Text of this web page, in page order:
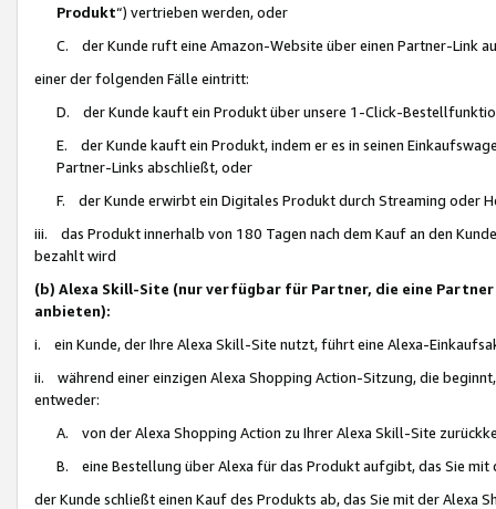
Produkt“) vertrieben werden, oder
C. der Kunde ruft eine Amazon-Website über einen Partner-Link
einer der folgenden Fälle eintritt:
D. der Kunde kauft ein Produkt über unsere 1-Click-
E. der Kunde kauft ein Produkt, indem er es in seinen
Partner-Links abschließt, oder
F. der Kunde erwirbt ein Digitales Produkt durch Streaming oder
iii. das Produkt innerhalb von 180 Tagen nach dem Kauf an den
bezahlt wird
(b) Alexa Skill-Site (nur verfügbar für Partner, die eine
anbieten):
i. ein Kunde, der Ihre Alexa Skill-Site nutzt, führt eine Alexa-
ii. während einer einzigen Alexa Shopping Action-Sitzung, die
entweder:
A. von der Alexa Shopping Action zu Ihrer Alexa Skill-Site
B. eine Bestellung über Alexa für das Produkt aufgibt, das Sie mit
der Kunde schließt einen Kauf des Produkts ab, das Sie mit der Alexa